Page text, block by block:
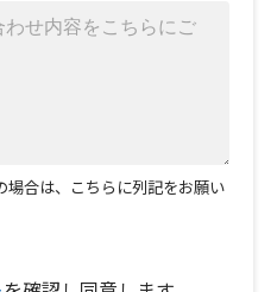
場合は、こちらに列記をお願い